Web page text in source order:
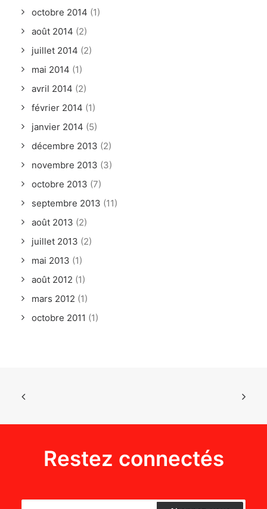
octobre 2014 (1)
août 2014 (2)
juillet 2014 (2)
mai 2014 (1)
avril 2014 (2)
février 2014 (1)
janvier 2014 (5)
décembre 2013 (2)
novembre 2013 (3)
octobre 2013 (7)
septembre 2013 (11)
août 2013 (2)
juillet 2013 (2)
mai 2013 (1)
août 2012 (1)
mars 2012 (1)
octobre 2011 (1)
Restez connectés